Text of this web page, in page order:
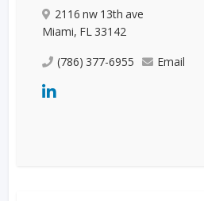
2116 nw 13th ave
Miami, FL 33142
(786) 377-6955
Email